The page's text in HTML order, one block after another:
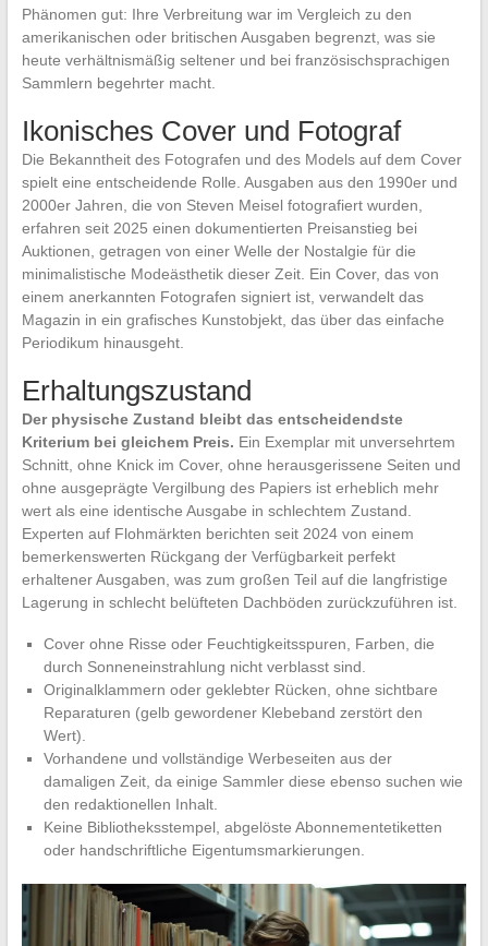
Phänomen gut: Ihre Verbreitung war im Vergleich zu den
amerikanischen oder britischen Ausgaben begrenzt, was sie
heute verhältnismäßig seltener und bei französischsprachigen
Sammlern begehrter macht.
Ikonisches Cover und Fotograf
Die Bekanntheit des Fotografen und des Models auf dem Cover
spielt eine entscheidende Rolle. Ausgaben aus den 1990er und
2000er Jahren, die von Steven Meisel fotografiert wurden,
erfahren seit 2025 einen dokumentierten Preisanstieg bei
Auktionen, getragen von einer Welle der Nostalgie für die
minimalistische Modeästhetik dieser Zeit. Ein Cover, das von
einem anerkannten Fotografen signiert ist, verwandelt das
Magazin in ein grafisches Kunstobjekt, das über das einfache
Periodikum hinausgeht.
Erhaltungszustand
Der physische Zustand bleibt das entscheidendste
Kriterium bei gleichem Preis. Ein Exemplar mit unversehrtem
Schnitt, ohne Knick im Cover, ohne herausgerissene Seiten und
ohne ausgeprägte Vergilbung des Papiers ist erheblich mehr
wert als eine identische Ausgabe in schlechtem Zustand.
Experten auf Flohmärkten berichten seit 2024 von einem
bemerkenswerten Rückgang der Verfügbarkeit perfekt
erhaltener Ausgaben, was zum großen Teil auf die langfristige
Lagerung in schlecht belüfteten Dachböden zurückzuführen ist.
Cover ohne Risse oder Feuchtigkeitsspuren, Farben, die
durch Sonneneinstrahlung nicht verblasst sind.
Originalklammern oder geklebter Rücken, ohne sichtbare
Reparaturen (gelb gewordener Klebeband zerstört den
Wert).
Vorhandene und vollständige Werbeseiten aus der
damaligen Zeit, da einige Sammler diese ebenso suchen wie
den redaktionellen Inhalt.
Keine Bibliotheksstempel, abgelöste Abonnementetiketten
oder handschriftliche Eigentumsmarkierungen.